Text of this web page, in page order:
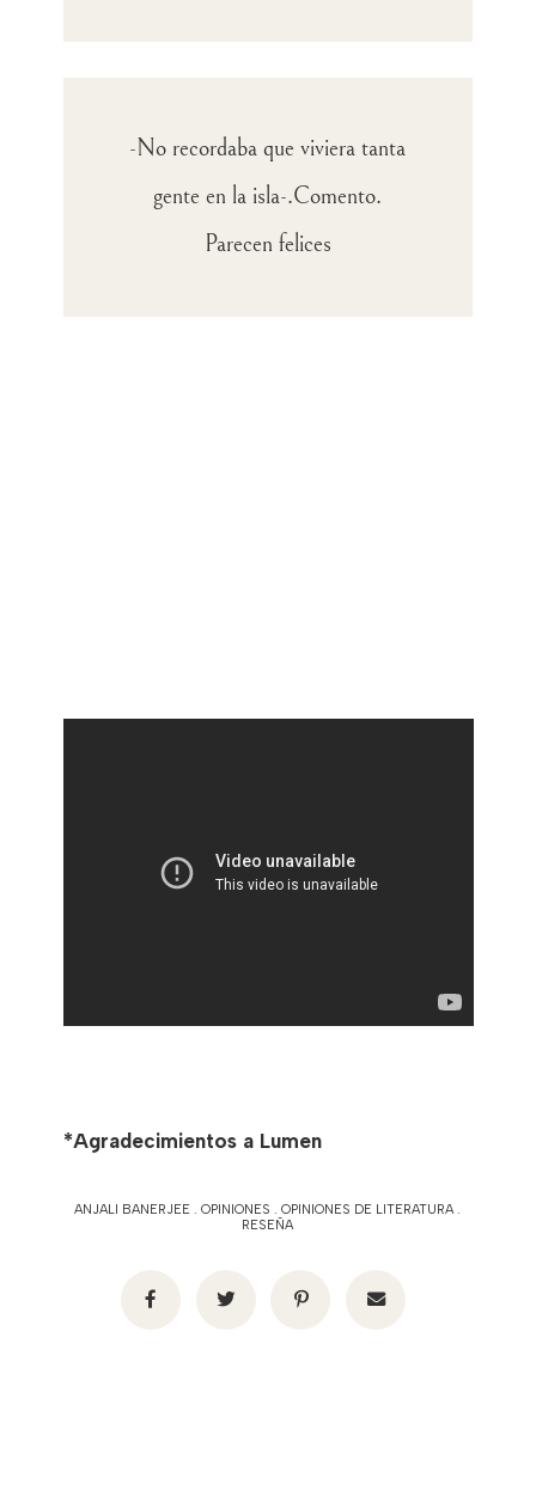
-No recordaba que viviera tanta
gente en la isla-.Comento.
Parecen felices
*Agradecimientos a Lumen
ANJALI BANERJEE .OPINIONES .OPINIONES DE LITERATURA.
RESEÑA